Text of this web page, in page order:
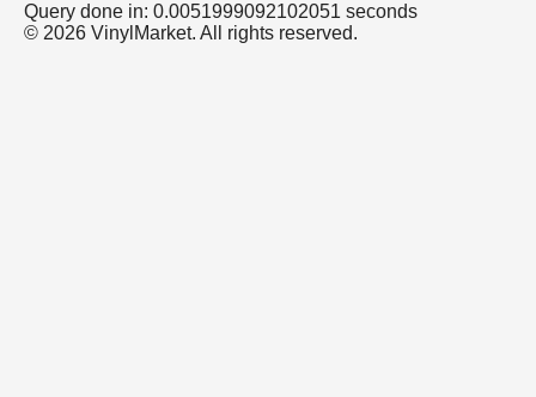
Query done in: 0.0051999092102051 seconds
© 2026 VinylMarket. All rights reserved.